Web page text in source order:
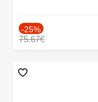
-25%
75.67€